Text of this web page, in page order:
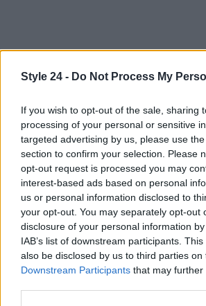
Style 24 - Do Not Process My
If you wish to opt-out of the sale, sharing
processing of your personal or sensitive
targeted advertising by us, please use
section to confirm your selection. Please
opt-out request is processed you may
interest-based ads based on personal
us or personal information disclosed to
your opt-out. You may separately opt-out
disclosure of your personal information
IAB’s list of downstream participants.
also be disclosed by us to third parties on
Downstream Participants that may
In conclusione, la conferma della
aggiunge un capitolo significativo
della maison, trasformando una
in un momento simbolico: la
dicembre 2026 viene così posta
come prima passerella italiana
evento che promette di mettere